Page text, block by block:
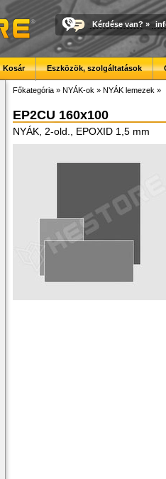
Kérdése van? »
Kosár Eszközök, szolgáltatások
Főkategória » NYÁK-ok » NYÁK lemezek »
EP2CU 160x100
NYÁK, 2-old., EPOXID 1,5 mm